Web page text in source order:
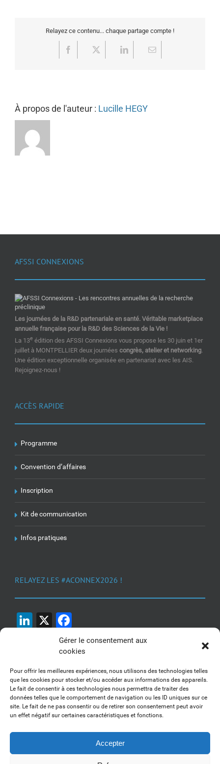
Gérer le consentement aux
cookies
Pour offrir les meilleures expériences, nous utilisons des technologies telles
que les cookies pour stocker et/ou accéder aux informations des appareils.
Le fait de consentir à ces technologies nous permettra de traiter des
données telles que le comportement de navigation ou les ID uniques sur ce
site. Le fait de ne pas consentir ou de retirer son consentement peut avoir
un effet négatif sur certaines caractéristiques et fonctions.
Accepter
Relayez ce contenu... chaque partage compte !
Facebook LinkedInEmail
À propos de l'auteur : Lucille HEGY
AFSSI CONNEXIONS
Les journées de la R&D partenariale en santé. Véritable marketplace
annuelle française pour la R&D des Sciences de la Vie !
La 13e édition des AFSSI Connexions vous propose les 30 juin et 1er
juillet à MONTPELLIER deux journées congrès, atelier et networking.
Une édition exceptionnelle organisée en partenariat avec les AIS.
Rejoignez-nous !
ACCÈS RAPIDE
Programme
Convention d’affaires
Inscription
Kit de communication
Infos pratiques
RELAYEZ LES #ACONNEX2026 !
LinkedIn
X
1, 2, 3... Buzzez !
Découvrez nos kits communication